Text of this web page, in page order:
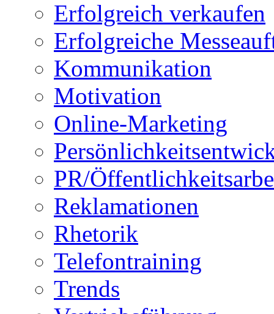
Erfolgreich verkaufen
Erfolgreiche
Kommunikation
Motivation
Online-Marketing
PR/
Reklamationen
Rhetorik
Telefontraining
Trends